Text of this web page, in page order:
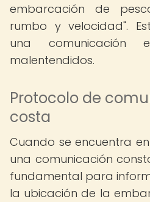
embarcación de
rumbo y velocidad".
una comunicación
malentendidos.
Protocolo de
costa
Cuando se encuentra
una comunicación
fundamental para
la ubicación de la